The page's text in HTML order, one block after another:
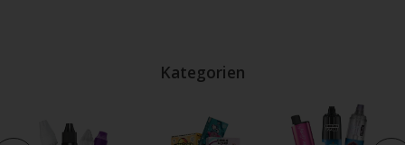
Kategorien